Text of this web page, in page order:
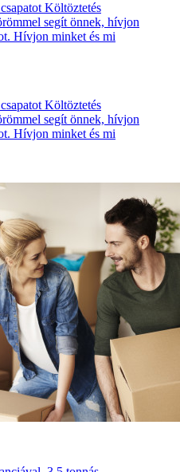
Költöztetés
segít önnek, hívjon
Hívjon minket és mi
Költöztetés
segít önnek, hívjon
Hívjon minket és mi